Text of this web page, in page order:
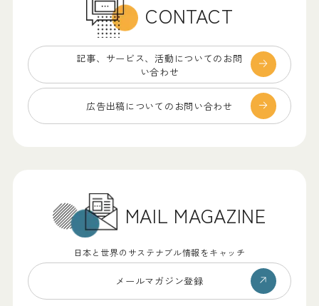
CONTACT
記事、サービス、 活動についてのお問
い合わせ
広告出稿についての お問い合わせ
MAIL MAGAZINE
日本と世界のサステナブル情報をキャッチ
メールマガジン登録